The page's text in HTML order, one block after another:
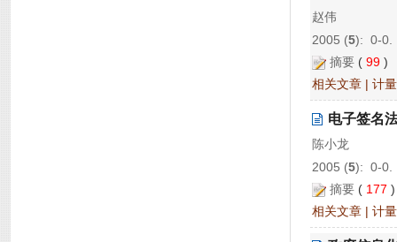
赵伟
2005 (5): 0-0.
摘要 ( 99
相关文章 | 计
电子签名
陈小龙
2005 (5): 0-0.
摘要 ( 177
相关文章 | 计